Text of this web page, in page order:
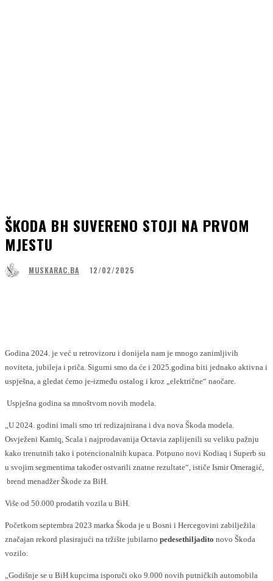
ŠKODA BH SUVERENO STOJI NA PRVOM
MJESTU
MUSKARAC.BA 12/02/2025
Godina 2024. je već u retrovizoru i donijela nam je mnogo zanimljivih
noviteta, jubileja i priča. Sigurni smo da će i 2025.godina biti jednako aktivna i
uspješna, a gledat ćemo je-između ostalog i kroz „električne“ naočare.
Uspješna godina sa mnoštvom novih modela.
„U 2024. godini imali smo tri redizajnirana i dva nova Škoda modela.
Osvježeni Kamiq, Scala i najprodavanija Octavia zaplijenili su veliku pažnju
kako trenutnih tako i potencionalnih kupaca. Potpuno novi Kodiaq i Superb su
u svojim segmentima također ostvarili znatne rezultate“, ističe Ismir Omeragić,
brend menadžer Škode za BiH.
Više od 50.000 prodatih vozila u BiH.
Početkom septembra 2023 marka Škoda je u Bosni i Hercegovini zabilježila
značajan rekord plasirajući na tržište jubilarno pedesethiljadito novo Škoda
vozilo.
„Godišnje se u BiH kupcima isporuči oko 9.000 novih putničkih automobila